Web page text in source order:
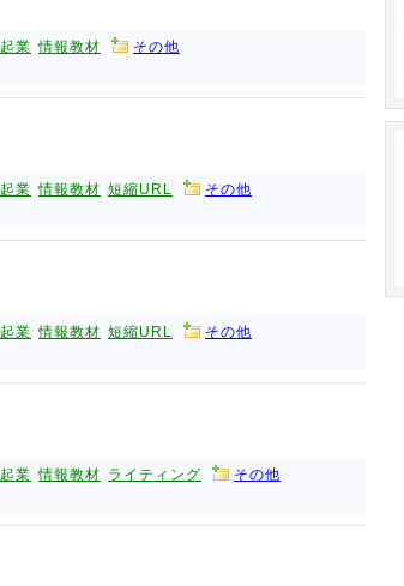
業 情報教材 その他
業 情報教材 短縮URL その他
業 情報教材 短縮URL その他
業 情報教材 ライティング その他